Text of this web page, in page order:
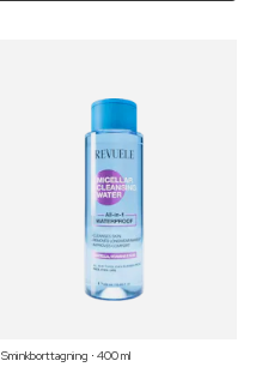
Sminkborttagning ⋅ 400 ml